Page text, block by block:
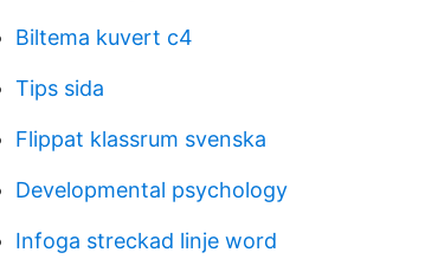
Biltema kuvert c4
Tips sida
Flippat klassrum svenska
Developmental psychology
Infoga streckad linje word